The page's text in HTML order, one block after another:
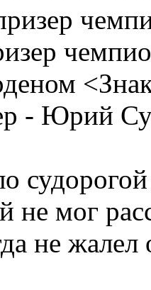
- Юрий
мог
не жалел